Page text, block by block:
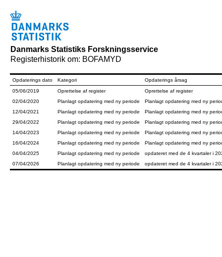
Danmarks Statistiks Forskningsservice
Registerhistorik om: BOFAMYD
Opdaterings dato Kategori
Opdaterings årsag
05/06/2019
Oprettelse af register
Oprettelse af register
02/04/2020
Planlagt opdatering med ny periode
Planlagt opdatering med ny
12/04/2021
Planlagt opdatering med ny periode
Planlagt opdatering med ny
29/04/2022
Planlagt opdatering med ny periode
Planlagt opdatering med ny
14/04/2023
Planlagt opdatering med ny periode
Planlagt opdatering med ny
16/04/2024
Planlagt opdatering med ny periode
Planlagt opdatering med ny
04/04/2025
Planlagt opdatering med ny periode
opdateret med de 4 kvartaler i
07/04/2026
Planlagt opdatering med ny periode opdateret med de 4 kvartaler i